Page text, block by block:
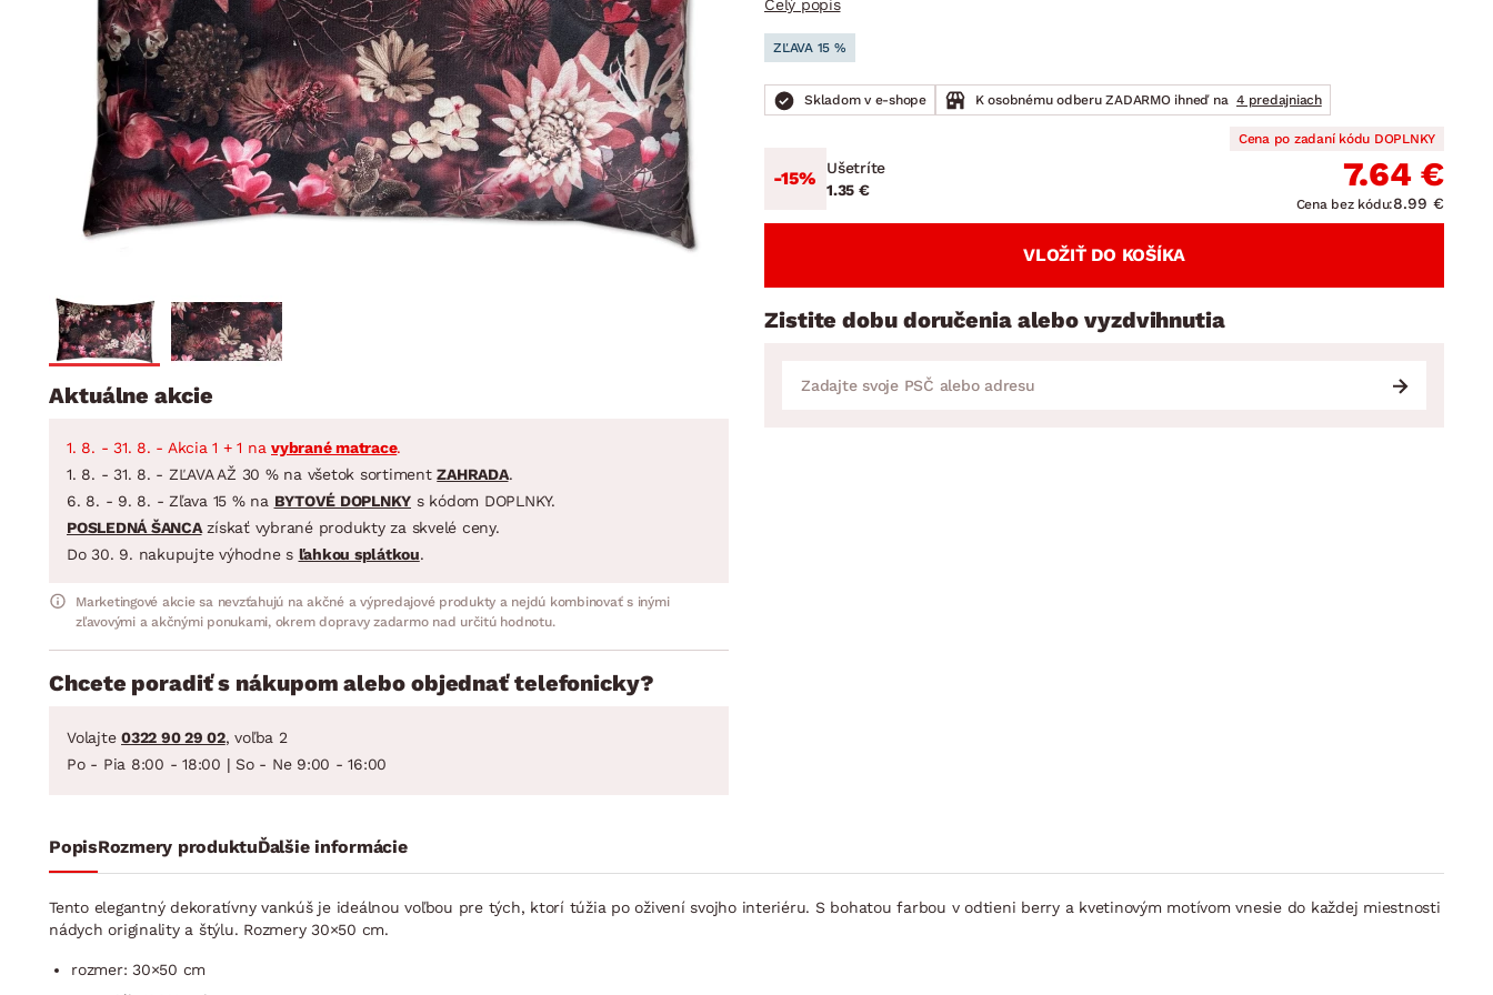
Detská izba
Predsieň, šatník a chodba
Kuchyňa
Kúpeľňa
Záhrada
BYTOVÝ TEXTIL
Prikrývky
Vankúše
Koberce
Závesy a žalúzie
Zobrazit vše
STOLOVANIE A VARENIE
Jedálenský servis
Príbory
Hrnce
Panvice
Zobrazit vše
DOMÁCE SPOTREBIČE
Kúpeľňové zostavy
Jedálenské zostavy
Záhradné zostavy
Celý popis
ZĽAVA 15 %
Skladom v e-shope K osobnému odberu ZADARMO ihneď na 4 predajniach
-15%
Ušetríte
1.35 €
Cena po zadaní kódu DOPLNKY
7.64 €
Cena bez kódu:8.99 €
VLOŽIŤ DO KOŠÍKA
Zistite dobu doručenia alebo vyzdvihnutia
Aktuálne akcie
1. 8. - 31. 8. - Akcia 1 + 1 na vybrané matrace.
1. 8. - 31. 8. - ZĽAVA AŽ 30 % na všetok sortimentZAHRADA.
6. 8. - 9. 8. - Zľava 15 % na BYTOVÉ DOPLNKY s kódom DOPLNKY.
POSLEDNÁ ŠANCAzískať vybrané produkty za skvelé ceny.
Do 30. 9. nakupujte výhodne s ľahkou splátkou.
Marketingové akcie sa nevzťahujú na akčné a výpredajové produkty a nejdú kombinovať s inými
zľavovými a akčnými ponukami, okrem dopravy zadarmo nad určitú hodnotu.
Chcete poradiť s nákupom alebo objednať telefonicky?
Volajte 0322 90 29 02, voľba 2
Po - Pia 8:00 - 18:00 | So - Ne 9:00 - 16:00
PopisRozmery produktuĎalšie informácie
Tento elegantný dekoratívny vankúš je ideálnou voľbou pre tých, ktorí túžia po oživení svojho interiéru. S bohatou farbou v odtieni berry a kvetinovým motívom vnesie do každej miestnosti
nádych originality a štýlu. Rozmery 30×50 cm.
rozmer: 30×50 cm